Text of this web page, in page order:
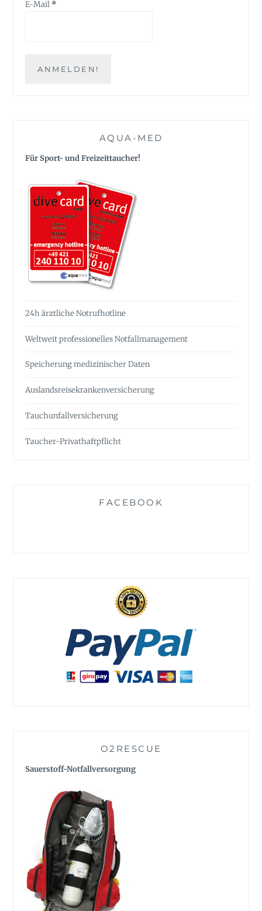
E-Mail *
AQUA-MED
Für Sport- und Freizeittaucher!
24h ärztliche Notrufhotline
Weltweit professionelles Notfall­management
Speicherung medizinischer Daten
Auslandsreise­krankenversicherung
Tauchunfall­versicherung
Taucher-Privathaftpflicht
FACEBOOK
O2RESCUE
Sauerstoff-Notfallversorgung